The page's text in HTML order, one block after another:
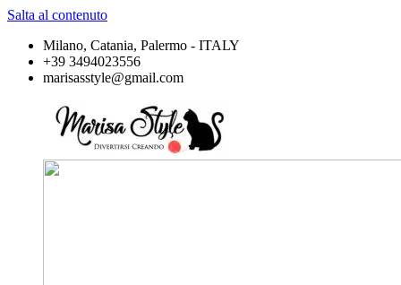
Salta al contenuto
Milano, Catania, Palermo - ITALY
+39 3494023556
marisasstyle@gmail.com